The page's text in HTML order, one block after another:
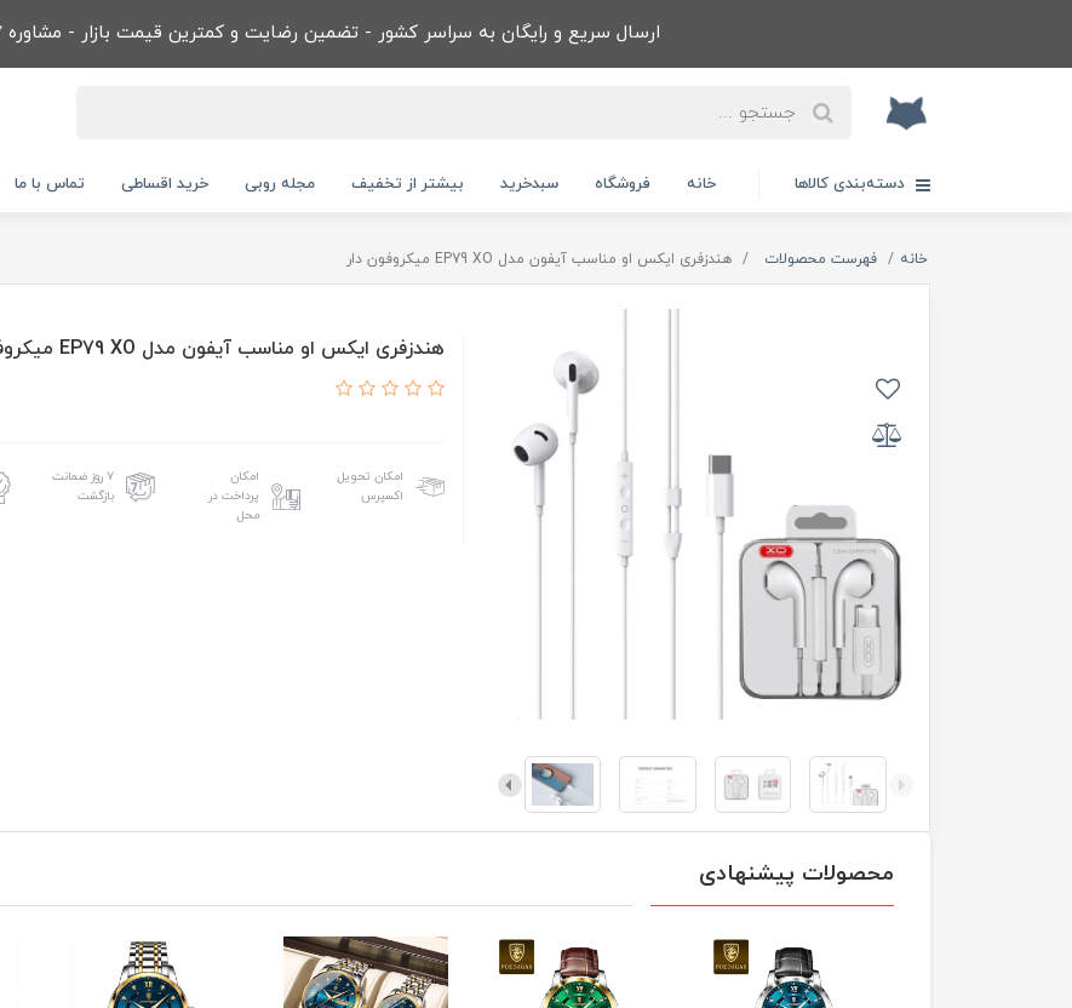
ارسال سریع و رایگان به سراسر کشور - تضمین رضایت و کمترین قیمت بازار - مشاوره 09032866737
دسته‌بندی کالاها خانه فروشگاه سبدخرید بیشتر از تخفیف مجله روبی خرید اقساطی تماس با ما
خانه فهرست محصولات هندزفری ایکس او مناسب آیفون مدل EP79 XO میکروفون دار
هندزفری ایکس او مناسب آیفون مدل EP79 XO میکروفون دار
امکان تحویل
اکسپرس
امکان
پرداخت در
محل
۷ روز ضمانت
بازگشت
محصولات پیشنهادی